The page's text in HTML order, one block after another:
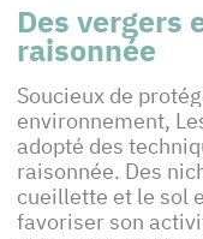
Des vergers
raisonnée
Soucieux de
environnement,
adopté des
raisonnée. Des
cueillette et le sol
favoriser son